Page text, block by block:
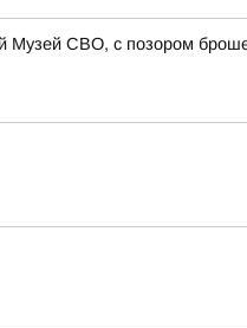
Музей СВО, с позором